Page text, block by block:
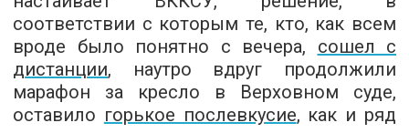
соответствии с которым те, кто, как всем
вроде было понятно с вечера, сошел с
дистанции, наутро вдруг продолжили
марафон за кресло в Верховном суде,
оставило горькое послевкусие, как и ряд